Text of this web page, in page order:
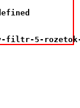
filtr-5-